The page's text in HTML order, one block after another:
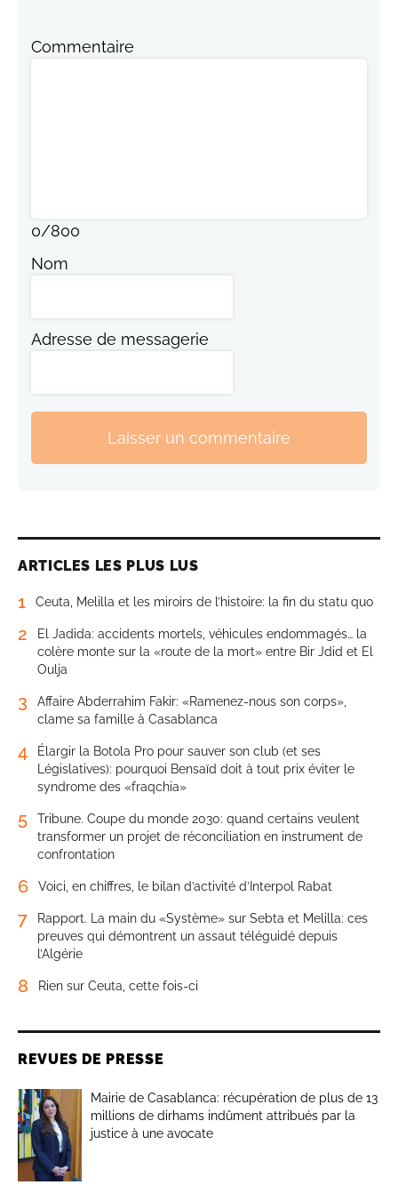
Commentaire
0/800
Nom
Adresse de messagerie
Laisser un commentaire
ARTICLES LES PLUS LUS
1 Ceuta, Melilla et les miroirs de l’histoire: la fin du statu quo
2
El Jadida: accidents mortels, véhicules endommagés… la
colère monte sur la «route de la mort» entre Bir Jdid et El
Oulja
3
Affaire Abderrahim Fakir: «Ramenez-nous son corps»,
clame sa famille à Casablanca
4
Élargir la Botola Pro pour sauver son club (et ses
Législatives): pourquoi Bensaïd doit à tout prix éviter le
syndrome des «fraqchia»
5
Tribune. Coupe du monde 2030: quand certains veulent
transformer un projet de réconciliation en instrument de
confrontation
6 Voici, en chiffres, le bilan d’activité d’Interpol Rabat
7
Rapport. La main du «Système» sur Sebta et Melilla: ces
preuves qui démontrent un assaut téléguidé depuis
l’Algérie
8 Rien sur Ceuta, cette fois-ci
REVUES DE PRESSE
Mairie de Casablanca: récupération de plus de 13
millions de dirhams indûment attribués par la
justice à une avocate